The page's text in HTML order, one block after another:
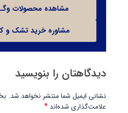
مشاهده محصولات
مشاوره خرید تشک و
دیدگاهتان را بنویسید
نشانی ایمیل شما منتشر نخواهد شد.
علامت‌گذاری شده‌اند *